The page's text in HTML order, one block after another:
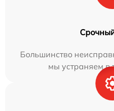
Большинство
мы устраняем в